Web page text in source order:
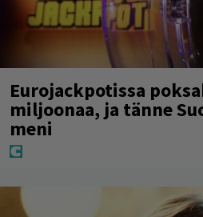
Eurojackpotissa
miljoonaa, ja tänne
meni